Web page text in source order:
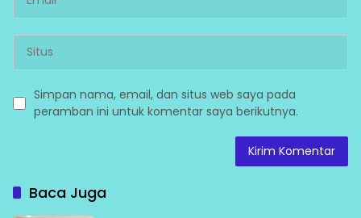
Simpan nama, email, dan situs web saya pada
peramban ini untuk komentar saya berikutnya.
Baca Juga